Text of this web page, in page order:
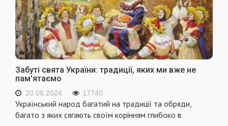
Забуті свята України: традиції, яких ми вже не
пам'ятаємо
20.08.2024 17740
Український народ багатий на традиції та обряди,
багато з яких сягають своїм корінням глибоко в